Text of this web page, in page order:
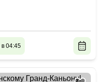
в 04:45